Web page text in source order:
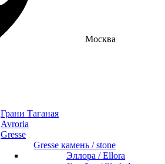
Москва
Грани Таганая
Avroria
Gresse
Gresse камень / stone
Эллора / Ellora